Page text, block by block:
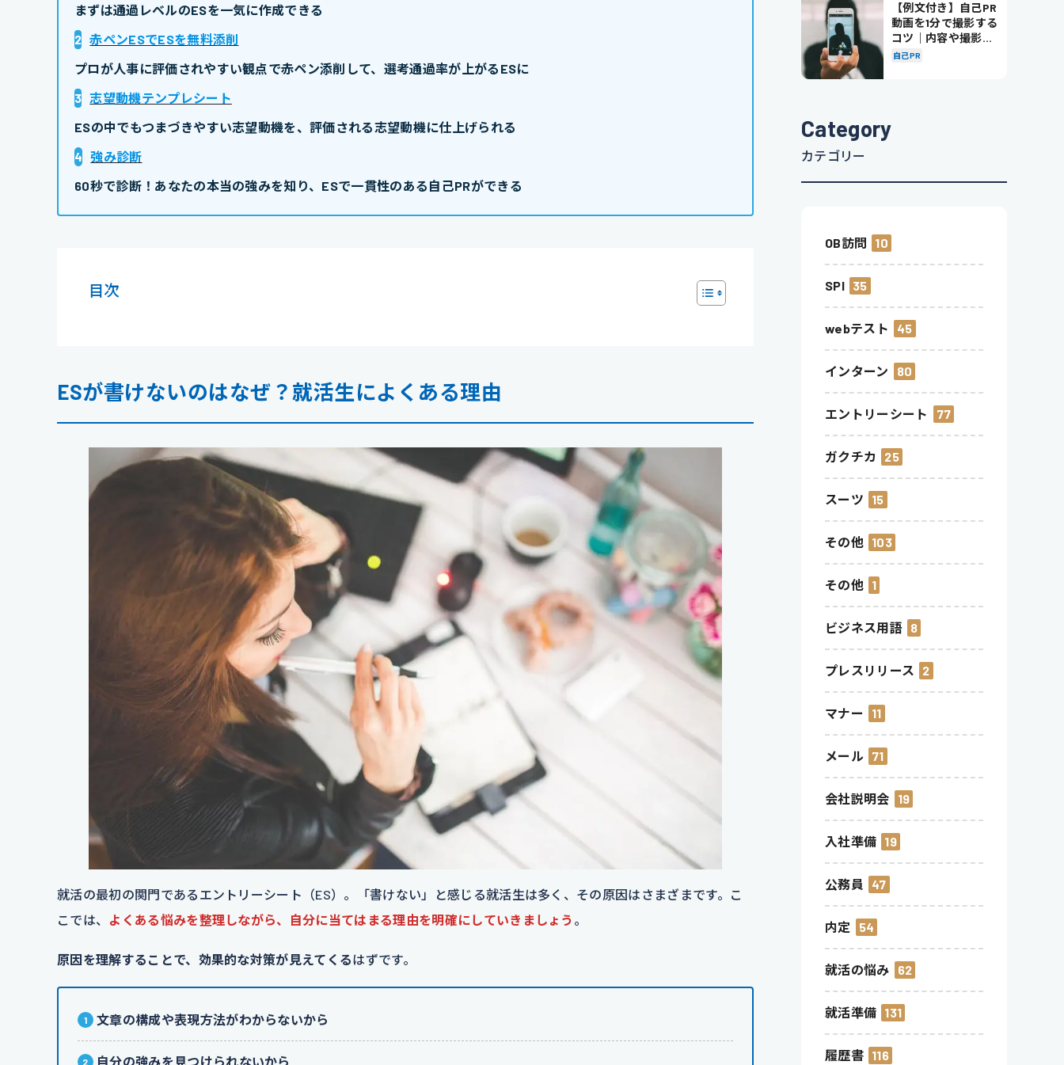
まずは通過レベルのESを一気に作成できる
2 赤ペンESでESを無料添削
プロが人事に評価されやすい観点で赤ペン添削して、選考通過率が上がるESに
3 志望動機テンプレシート
ESの中でもつまづきやすい志望動機を、評価される志望動機に仕上げられる
4 強み診断
60秒で診断！あなたの本当の強みを知り、ESで一貫性のある自己PRができる
目次
ESが書けないのはなぜ？就活生によくある理由
就活の最初の関門であるエントリーシート（ES）。「書けない」と感じる就活生は多く、その原因はさまざまです。こ
こでは、 よくある悩みを整理しながら、自分に当てはまる理由を明確にしていきましょう 。
原因を理解することで、効果的な対策が見えてくるはずです。
文章の構成や表現方法がわからないから
自分の強みを見つけられないから
【例文付き】自己PR
動画を1分で撮影する
コツ｜内容や撮影の
ポイントも解説
自己PR
Category
カテゴリー
OB訪問 10
SPI 35
webテスト 45
インターン 80
エントリーシート 77
ガクチカ 25
スーツ 15
その他 103
その他 1
ビジネス用語 8
プレスリリース 2
マナー 11
メール 71
会社説明会 19
入社準備 19
公務員 47
内定 54
就活の悩み 62
就活準備 131
履歴書 116